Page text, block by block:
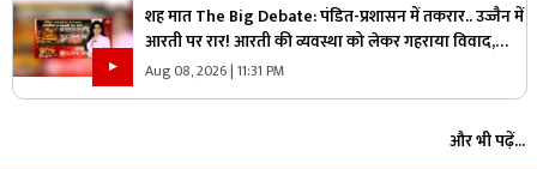
शह मात The Big Debate: पंडित-प्रशासन में तकरार.. उज्जैन में
आरती पर रार! आरती की व्यवस्था को लेकर गहराया विवाद,
आरती के अधिकार को लेकर क्यों उग्र हुए पंडित?
Aug 08, 2026 | 11:31 PM
और भी पढ़ें...